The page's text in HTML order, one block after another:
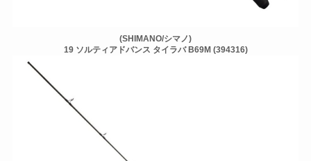
(SHIMANO/シマノ)
19 ソルティアドバンス タイラバ B69M (394316)